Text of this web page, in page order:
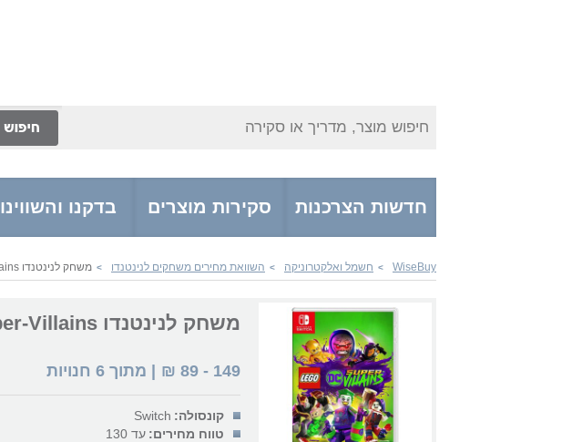
חיפוש מוצר, מדריך או סקירה
חדשות הצרכנות סקירות מוצרים בדקנו והשווינו
WiseBuy
> חשמל ואלקטרוניקה > השוואת מחירים משחקים לנינטנדו > משחק לנינטנדו Nintendo Switch Lego DC Super-Villains
משחק לנינטנדו Nintendo Switch Lego DC Super-Villains
149
-
89
₪ | מתוך 6 חנויות
קונסולה: Switch
טווח מחירים: עד 130